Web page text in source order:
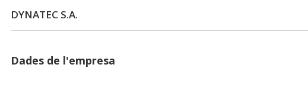
DYNATEC S.A.
Dades de l'empresa